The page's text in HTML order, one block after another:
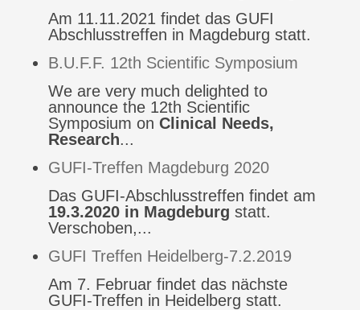
Am 11.11.2021 findet das GUFI
Abschlusstreffen in Magdeburg statt.
B.U.F.F. 12th Scientific Symposium
We are very much delighted to
announce the 12th Scientific
Symposium on Clinical Needs,
Research...
GUFI-Treffen Magdeburg 2020
Das GUFI-Abschlusstreffen findet am
19.3.2020 in Magdeburg statt.
Verschoben,...
GUFI Treffen Heidelberg-7.2.2019
Am 7. Februar findet das nächste
GUFI-Treffen in Heidelberg statt.